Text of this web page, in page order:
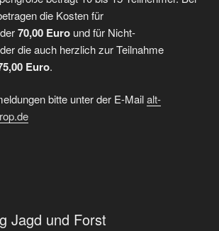
die Kosten für
70,00 Euro und für Nicht-
die auch herzlich zur Teilnahme
Euro.
bitte unter der E-Mailalt-
Jagd und Forst